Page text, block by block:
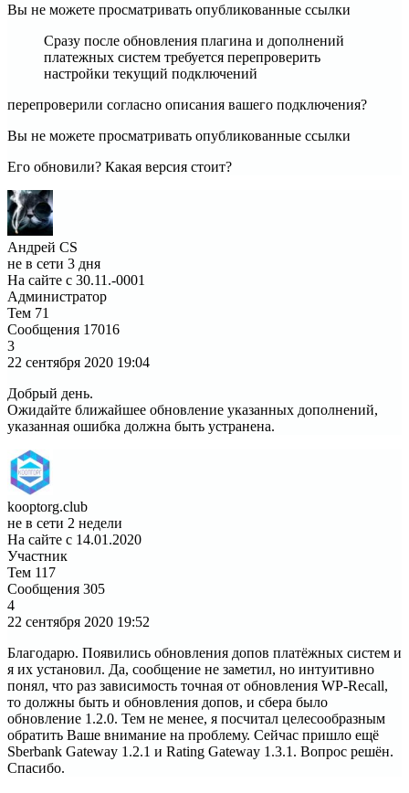
Вы не можете просматривать опубликованные ссылки
Сразу после обновления плагина и дополнений
платежных систем требуется перепроверить
настройки текущий подключений
перепроверили согласно описания вашего подключения?
Вы не можете просматривать опубликованные ссылки
Его обновили? Какая версия стоит?
Андрей CS
не в сети 3 дня
На сайте с 30.11.-0001
Администратор
Тем 71
Сообщения 17016
3
22 сентября 2020 19:04
Добрый день.
Ожидайте ближайшее обновление указанных дополнений,
указанная ошибка должна быть устранена.
kooptorg.club
не в сети 2 недели
На сайте с 14.01.2020
Участник
Тем 117
Сообщения 305
4
22 сентября 2020 19:52
Благодарю. Появились обновления допов платёжных систем и
я их установил. Да, сообщение не заметил, но интуитивно
понял, что раз зависимость точная от обновления WP-Recall,
то должны быть и обновления допов, и сбера было
обновление 1.2.0. Тем не менее, я посчитал целесообразным
обратить Ваше внимание на проблему. Сейчас пришло ещё
Sberbank Gateway 1.2.1 и Rating Gateway 1.3.1. Вопрос решён.
Спасибо.